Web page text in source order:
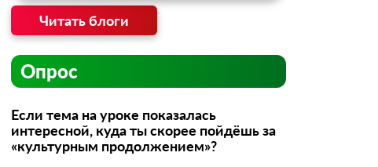
Читать блоги
Опрос
Если тема на уроке показалась
интересной, куда ты скорее пойдёшь за
«культурным продолжением»?